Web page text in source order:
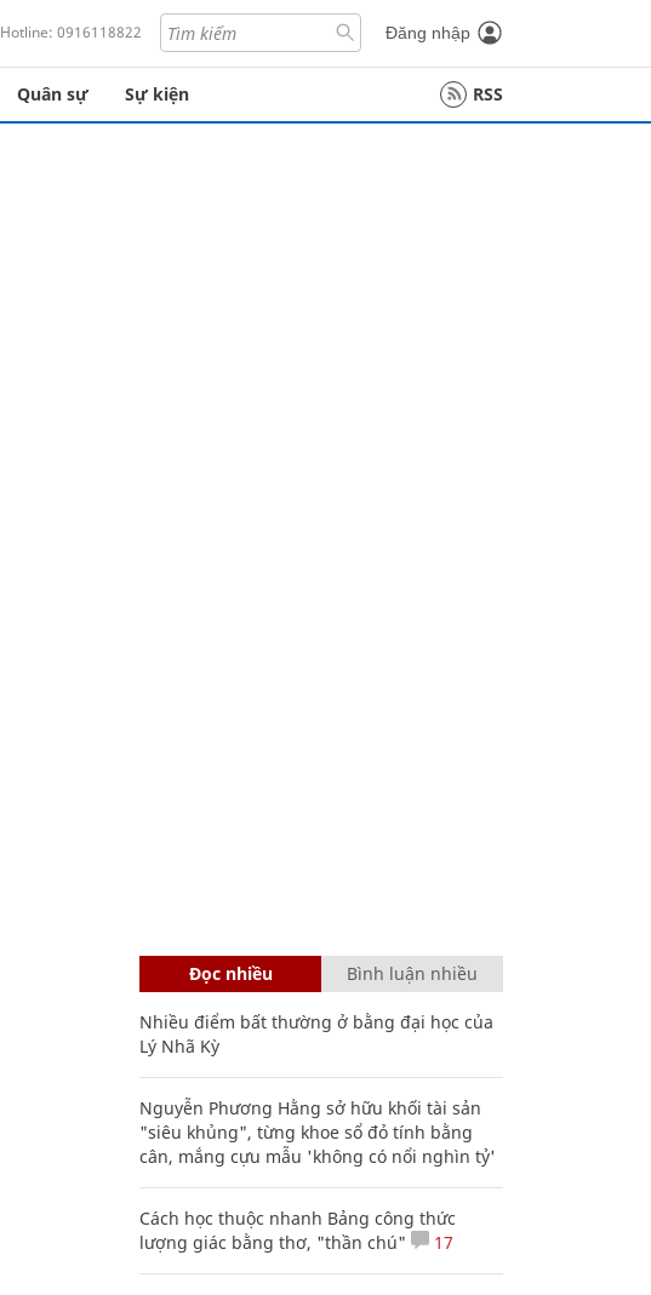
Hotline: 0916118822 Đăng nhập
Quân sự Sự kiện RSS
Đọc nhiều Bình luận nhiều
Nhiều điểm bất thường ở bằng đại học của
Lý Nhã Kỳ
Nguyễn Phương Hằng sở hữu khối tài sản
"siêu khủng", từng khoe sổ đỏ tính bằng
cân, mắng cựu mẫu 'không có nổi nghìn tỷ'
Cách học thuộc nhanh Bảng công thức
lượng giác bằng thơ, "thần chú"
17